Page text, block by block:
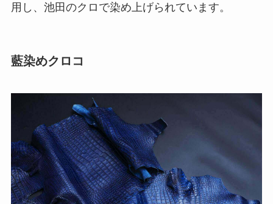
用し、池田のクロで染め上げられています。
藍染めクロコ